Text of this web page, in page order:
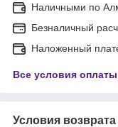
Наличными по
Безналичный
Наложенный
Все условия оплаты
Условия возврата